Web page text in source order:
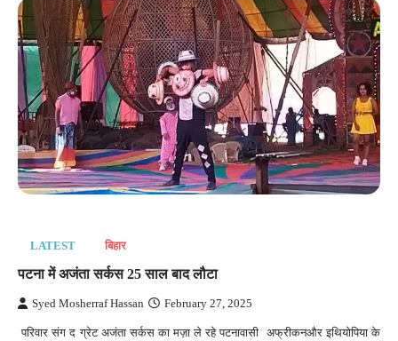
LATEST बिहार
पटना में अजंता सर्कस 25 साल बाद लौटा
Syed Mosherraf Hassan February 27, 2025
परिवार संग द ग्रेट अजंता सर्कस का मज़ा ले रहे पटनावासी अफ्रीकनऔर इथियोपिया के